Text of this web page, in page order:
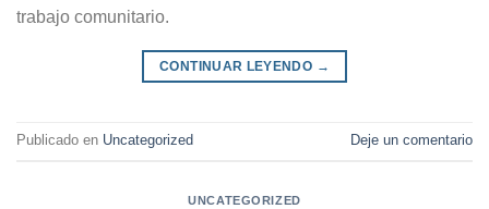
trabajo comunitario.
CONTINUAR LEYENDO →
Publicado en Uncategorized Deje un comentario
UNCATEGORIZED